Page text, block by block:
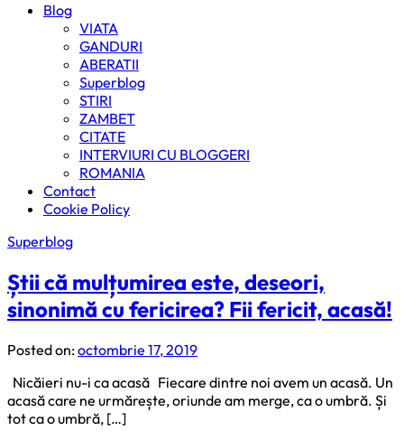
Blog
VIATA
GANDURI
ABERATII
Superblog
STIRI
ZAMBET
CITATE
INTERVIURI CU BLOGGERI
ROMANIA
Contact
Cookie Policy
Superblog
Știi că mulțumirea este, deseori,
sinonimă cu fericirea? Fii fericit, acasă!
Posted on:octombrie 17, 2019
Nicăieri nu-i ca acasă Fiecare dintre noi avem un acasă. Un
acasă care ne urmărește, oriunde am merge, ca o umbră. Și
tot ca o umbră, […]